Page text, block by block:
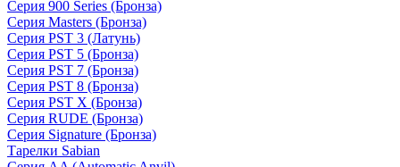
Серия 900 Series (Бронза)
Серия Masters (Бронза)
Серия PST 3 (Латунь)
Серия PST 5 (Бронза)
Серия PST 7 (Бронза)
Серия PST 8 (Бронза)
Серия PST X (Бронза)
Серия RUDE (Бронза)
Серия Signature (Бронза)
Тарелки Sabian